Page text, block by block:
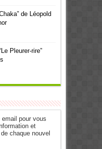
de Léopold
Pleurer-rire”
pour vous
et
chaque nouvel